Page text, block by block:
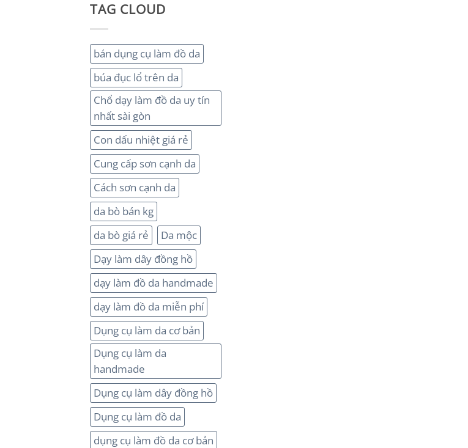
TAG CLOUD
bán dụng cụ làm đồ da
búa đục lổ trên da
Chổ dạy làm đồ da uy tín
nhất sài gòn
Con dấu nhiệt giá rẻ
Cung cấp sơn cạnh da
Cách sơn cạnh da
da bò bán kg
da bò giá rẻ
Da mộc
Dạy làm dây đồng hồ
dạy làm đồ da handmade
dạy làm đồ da miễn phí
Dụng cụ làm da cơ bản
Dụng cụ làm da
handmade
Dụng cụ làm dây đồng hồ
Dụng cụ làm đồ da
dụng cụ làm đồ da cơ bản